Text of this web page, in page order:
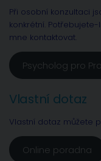
Při osobní konzultaci
konkrétní.
mne kontaktovat.
Psycholog pro
Vlastní dotaz
Vlastní dotaz můžete
Online poradna